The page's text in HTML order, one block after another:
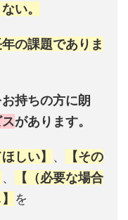
い。
の課題でありま
持ちの方に朗
があります。
しい】 、
【その
、
【（必要な場合
を